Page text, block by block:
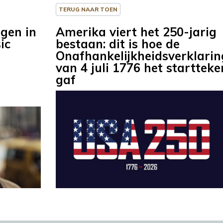
in
TERUG NAAR TOEN
Amerika viert het 250-jarig
bestaan: dit is hoe de
van 4 juli 1776 het
gaf